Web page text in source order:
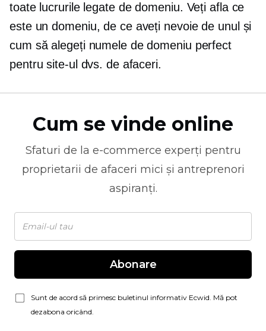
toate lucrurile legate de domeniu. Veți afla ce
este un domeniu, de ce aveți nevoie de unul și
cum să alegeți numele de domeniu perfect
pentru site-ul dvs. de afaceri.
Cum se vinde online
Sfaturi de la e-commerce experți pentru
proprietarii de afaceri mici și antreprenori
aspiranți.
Abonare
Sunt de acord să primesc buletinul informativ Ecwid. Mă pot
dezabona oricând.